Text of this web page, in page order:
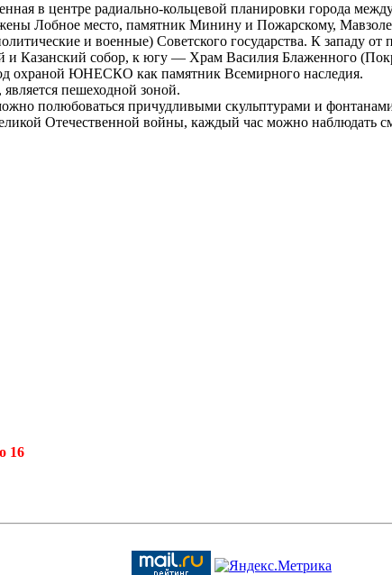
в центре радиально-кольцевой планировки города
Лобное место, памятник Минину и Пожарскому,
и военные) Советского государства. К
и Казанский собор, к югу — Храм Василия Блаженного
охраной ЮНЕСКО как памятник Всемирного наследия.
пешеходной зоной.
полюбоваться причудливыми скульптурами и
Отечественной войны, каждый час можно наблюдать
16